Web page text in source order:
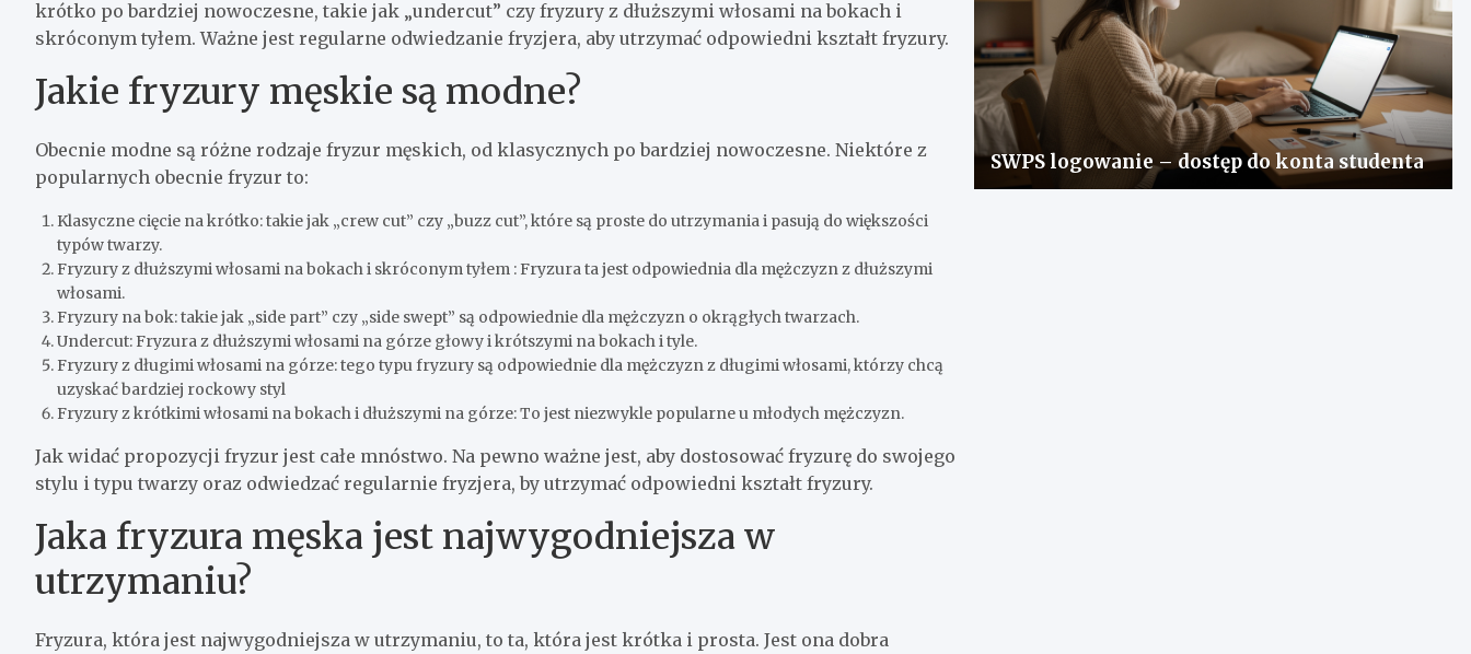
krótko po bardziej nowoczesne, takie jak „undercut” czy fryzury z dłuższymi włosami na bokach i
skróconym tyłem. Ważne jest regularne odwiedzanie fryzjera, aby utrzymać odpowiedni kształt fryzury.
Jakie fryzury męskie są modne?
Obecnie modne są różne rodzaje fryzur męskich, od klasycznych po bardziej nowoczesne. Niektóre z
popularnych obecnie fryzur to:
Klasyczne cięcie na krótko: takie jak „crew cut” czy „buzz cut”, które są proste do utrzymania i pasują do większości
typów twarzy.
Fryzury z dłuższymi włosami na bokach i skróconym tyłem : Fryzura ta jest odpowiednia dla mężczyzn z dłuższymi
włosami.
Fryzury na bok: takie jak „side part” czy „side swept” są odpowiednie dla mężczyzn o okrągłych twarzach.
Undercut: Fryzura z dłuższymi włosami na górze głowy i krótszymi na bokach i tyle.
Fryzury z długimi włosami na górze: tego typu fryzury są odpowiednie dla mężczyzn z długimi włosami, którzy chcą
uzyskać bardziej rockowy styl
Fryzury z krótkimi włosami na bokach i dłuższymi na górze: To jest niezwykle popularne u młodych mężczyzn.
Jak widać propozycji fryzur jest całe mnóstwo. Na pewno ważne jest, aby dostosować fryzurę do swojego
stylu i typu twarzy oraz odwiedzać regularnie fryzjera, by utrzymać odpowiedni kształt fryzury.
Jaka fryzura męska jest najwygodniejsza w
utrzymaniu?
Fryzura, która jest najwygodniejsza w utrzymaniu, to ta, która jest krótka i prosta. Jest ona dobra
SWPS logowanie – dostęp do konta studenta